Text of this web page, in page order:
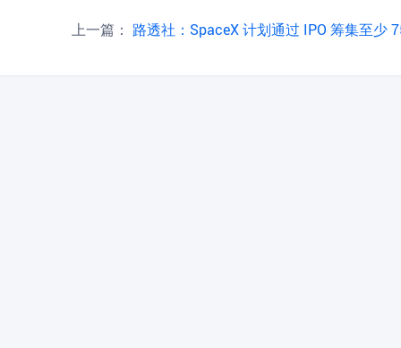
上一篇： 路透社：SpaceX 计划通过 IPO 筹集至少 750 亿美元，发行价为每股 135